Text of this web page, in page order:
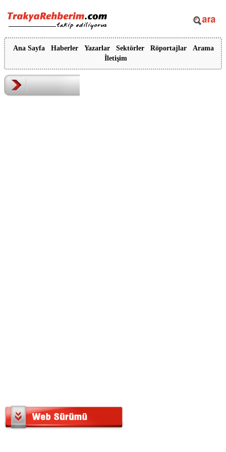
Ana Sayfa Haberler Yazarlar Sektörler Röportajlar
Arama
İletişim